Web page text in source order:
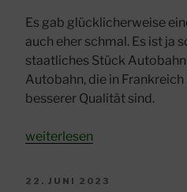
Es gab glücklicherweise
auch eher schmal. Es ist ja
staatliches Stück
Autobahn, die in Frankreich
besserer Qualität sind.
„ADAC
weiterlesen
VERÖFFENTLICHT
22. JUNI 2023